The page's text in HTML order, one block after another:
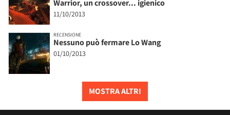
Warrior, un crossover... igienico
11/10/2013
RECENSIONE
Nessuno può fermare Lo Wang
01/10/2013
MOSTRA ALTRI